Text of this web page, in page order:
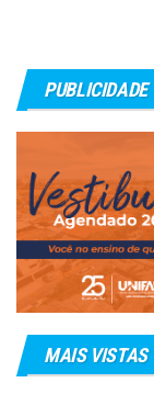
PUBLICIDADE
MAIS VISTAS